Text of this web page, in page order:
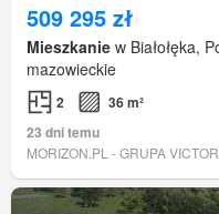
509 295 zł
Mieszkanie w Białołęka,
mazowieckie
2
36 m²
23 dni temu
MORIZON.PL - GRUPA